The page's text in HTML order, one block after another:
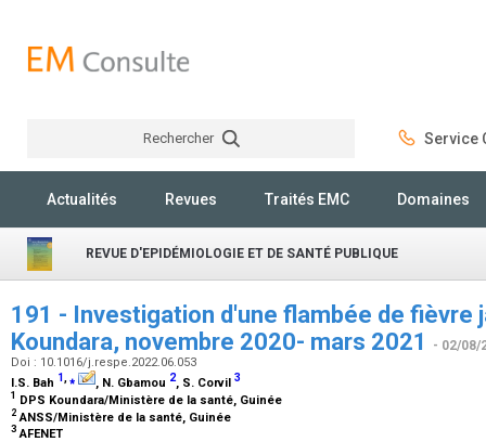
Rechercher Service
Actualités Revues Traités EMC Domaines
REVUE D'EPIDÉMIOLOGIE ET DE SANTÉ PUBLIQUE
191 - Investigation d'une flambée de fièvre
Koundara, novembre 2020- mars 2021
- 02/08/
Doi : 10.1016/j.respe.2022.06.053
I.S. Bah 1,⁎ , N. Gbamou 2, S. Corvil 3
1 DPS Koundara/Ministère de la santé, Guinée
2 ANSS/Ministère de la santé, Guinée
3 AFENET